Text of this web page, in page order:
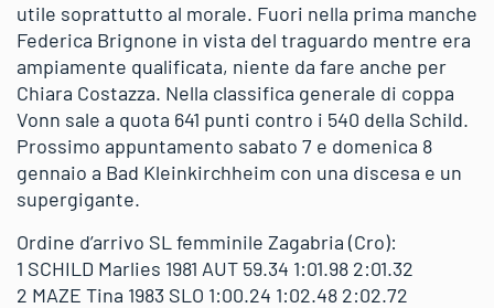
utile soprattutto al morale. Fuori nella prima manche
Federica Brignone in vista del traguardo mentre era
ampiamente qualificata, niente da fare anche per
Chiara Costazza. Nella classifica generale di coppa
Vonn sale a quota 641 punti contro i 540 della Schild.
Prossimo appuntamento sabato 7 e domenica 8
gennaio a Bad Kleinkirchheim con una discesa e un
supergigante.
Ordine d’arrivo SL femminile Zagabria (Cro):
1 SCHILD Marlies 1981 AUT 59.34 1:01.98 2:01.32
2 MAZE Tina 1983 SLO 1:00.24 1:02.48 2:02.72